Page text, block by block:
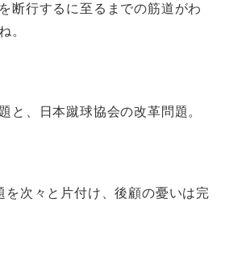
断行するに至るまでの筋道がわ
。
と、日本蹴球協会の改革問題。
を次々と片付け、後顧の憂いは完